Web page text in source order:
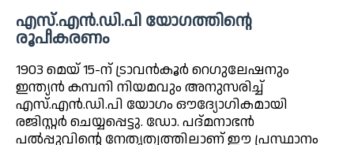
എസ്.എൻ.ഡി.പി യോഗത്തിന്റെ
രൂപീകരണം
1903 മെയ് 15-ന് ട്രാവൻകൂർ റെഗുലേഷനും
ഇന്ത്യൻ കമ്പനി നിയമവും അനുസരിച്ച്
എസ്.എൻ.ഡി.പി യോഗം ഔദ്യോഗികമായി
രജിസ്റ്റർ ചെയ്യപ്പെട്ടു. ഡോ. പദ്മനാഭൻ
പൽപ്പുവിന്റെ നേതൃത്വത്തിലാണ് ഈ പ്രസ്ഥാനം